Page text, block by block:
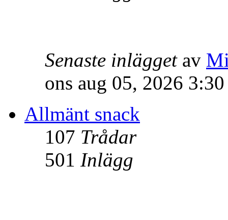
Senaste inläggetav
ons aug 05, 2026
Allmänt snack
107 Trådar
501 Inlägg